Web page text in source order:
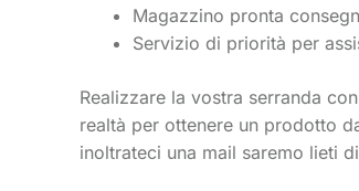
Magazzino pronta
Servizio di priorità per
Realizzare la vostra serranda
realtà per ottenere un prodotto
inoltrateci una mail saremo lieti